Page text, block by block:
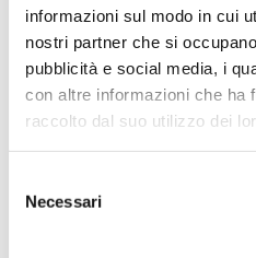
informazioni sul modo in cui
nostri partner che si
pubblicità e social media, i
con altre informazioni che ha
raccolto dal suo utilizzo dei
delNecessari
Tirocinanti Universitari